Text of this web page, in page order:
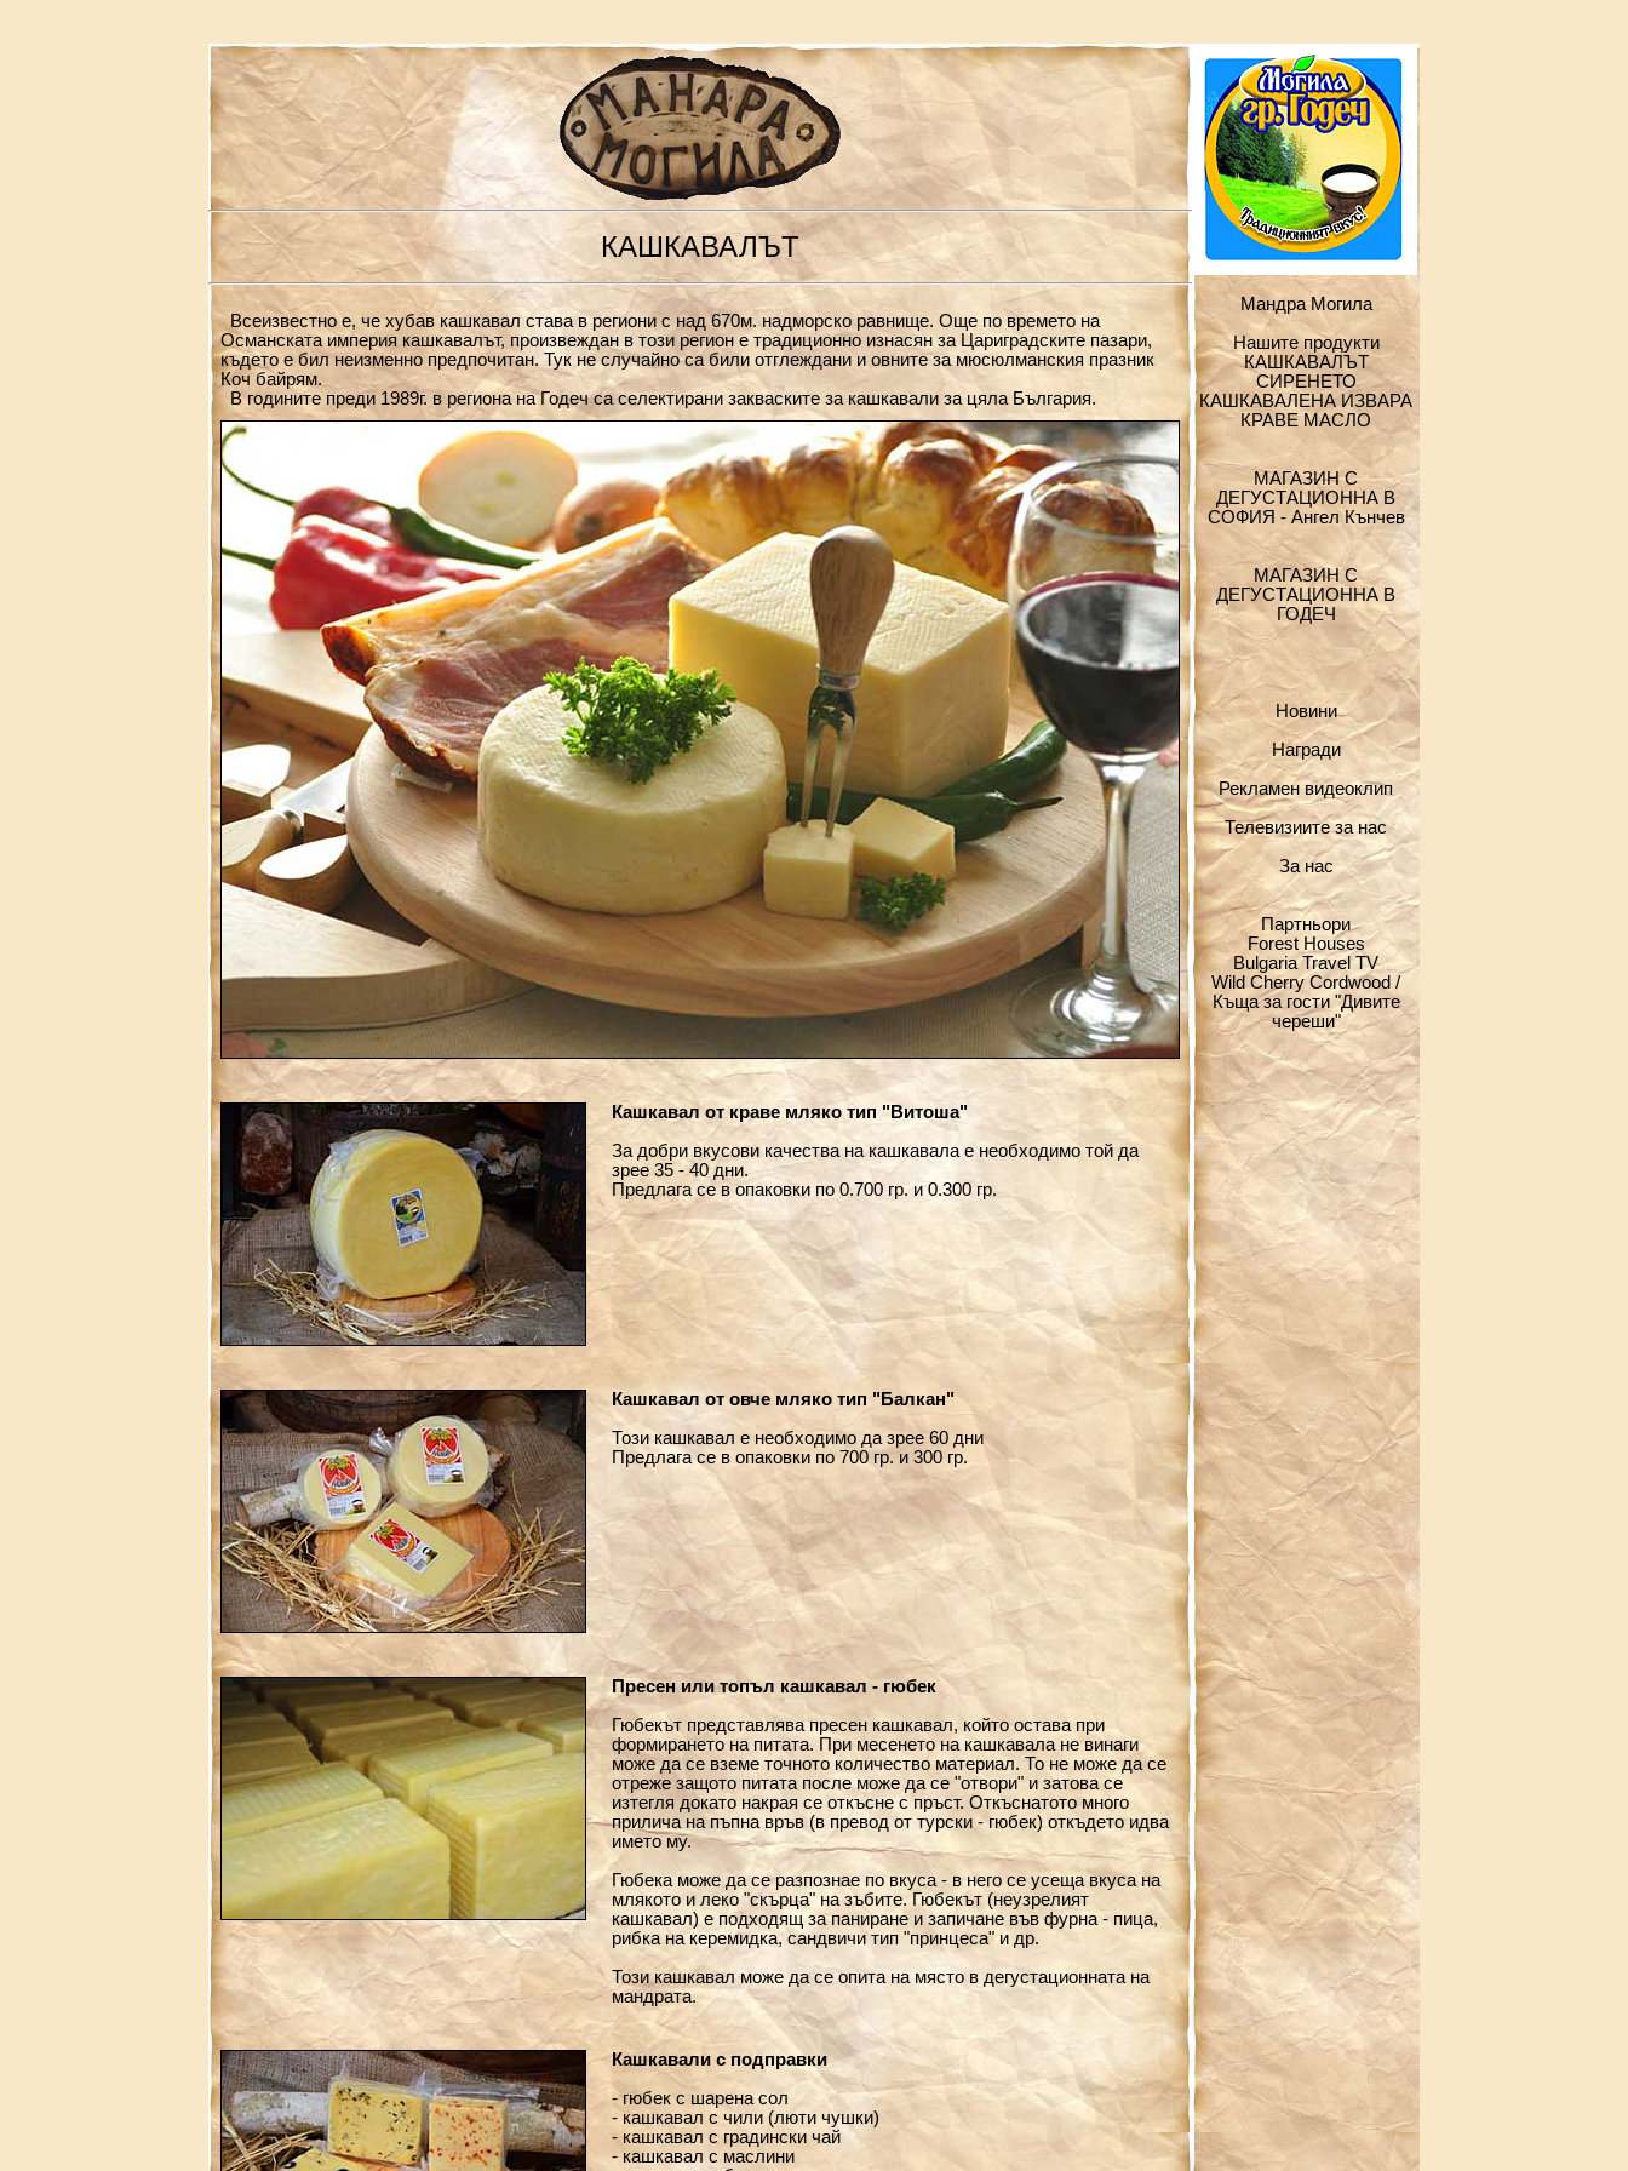
Мандра Могила
Нашите продукти
КАШКАВАЛЪТ
СИРЕНЕТО
КАШКАВАЛЕНА ИЗВАРА
КРАВЕ МАСЛО
МАГАЗИН С
ДЕГУСТАЦИОННА В
СОФИЯ - Ангел Кънчев
МАГАЗИН С
ДЕГУСТАЦИОННА В
ГОДЕЧ
Новини
Награди
Рекламен видеоклип
Телевизиите за нас
За нас
Партньори
Forest Houses
Bulgaria Travel TV
Wild Cherry Cordwood /
Къща за гости "Дивите
череши"
КАШКАВАЛЪТ
Всеизвестно е, че хубав кашкавал става в региони с над 670м. надморско равнище. Още по времето на
Османската империя кашкавалът, произвеждан в този регион е традиционно изнасян за Цариградските пазари,
където е бил неизменно предпочитан. Тук не случайно са били отглеждани и овните за мюсюлманския празник
Коч байрям.
В годините преди 1989г. в региона на Годеч са селектирани закваските за кашкавали за цяла България.
Кашкавал от краве мляко тип "Витоша"
За добри вкусови качества на кашкавала е необходимо той да
зрее 35 - 40 дни.
Предлага се в опаковки по 0.700 гр. и 0.300 гр.
Кашкавал от овче мляко тип "Балкан"
Този кашкавал е необходимо да зрее 60 дни
Предлага се в опаковки по 700 гр. и 300 гр.
Пресен или топъл кашкавал - гюбек
Гюбекът представлява пресен кашкавал, който остава при
формирането на питата. При месенето на кашкавала не винаги
може да се вземе точното количество материал. То не може да се
отреже защото питата после може да се "отвори" и затова се
изтегля докато накрая се откъсне с пръст. Откъснатото много
прилича на пъпна връв (в превод от турски - гюбек) откъдето идва
името му.
Гюбека може да се разпознае по вкуса - в него се усеща вкуса на
млякото и леко "скърца" на зъбите. Гюбекът (неузрелият
кашкавал) е подходящ за паниране и запичане във фурна - пица,
рибка на керемидка, сандвичи тип "принцеса" и др.
Този кашкавал може да се опита на място в дегустационната на
мандрата.
Кашкавали с подправки
- гюбек с шарена сол
- кашкавал с чили (люти чушки)
- кашкавал с градински чай
- кашкавал с маслини